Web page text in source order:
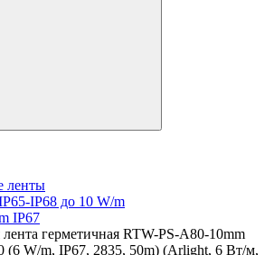
ленты
IP68 до 10 W/m
IP67
герметичная RTW-PS-A80-10mm
(6 W/m, IP67, 2835, 50m) (Arlight, 6 Вт/м,